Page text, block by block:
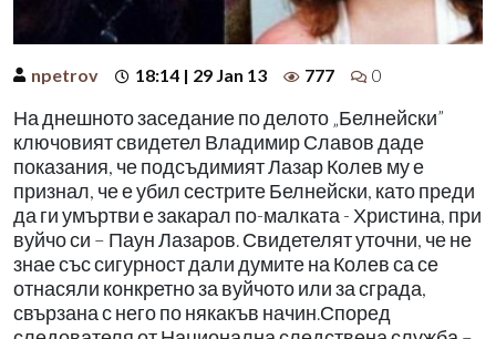
npetrov 18:14 | 29 Jan 13 777 0
На днешното заседание по делото „Белнейски”
ключовият свидетел Владимир Славов даде
показания, че подсъдимият Лазар Колев му е
признал, че е убил сестрите Белнейски, като преди
да ги умъртви е закарал по-малката - Христина, при
вуйчо си – Паун Лазаров. Свидетелят уточни, че не
знае със сигурност дали думите на Колев са се
отнасяли конкретно за вуйчото или за сграда,
свързана с него по някакъв начин.Според